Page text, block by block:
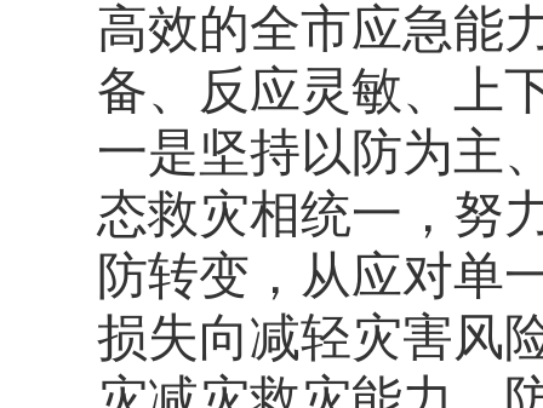
高效的全市应急能
备、反应灵敏、上
一是坚持以防为主
态救灾相统一，努
防转变，从应对单
损失向减轻灾害风